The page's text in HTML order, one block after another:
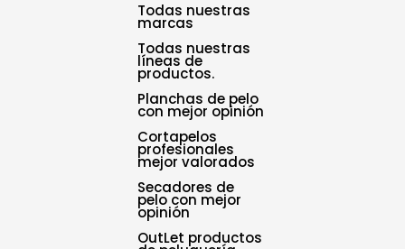
Todas nuestras
marcas
Todas nuestras
líneas de
productos.
Planchas de pelo
con mejor opinión
Cortapelos
profesionales
mejor valorados
Secadores de
pelo con mejor
opinión
OutLet productos